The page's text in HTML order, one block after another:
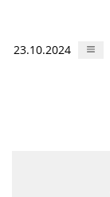
23.10.2024